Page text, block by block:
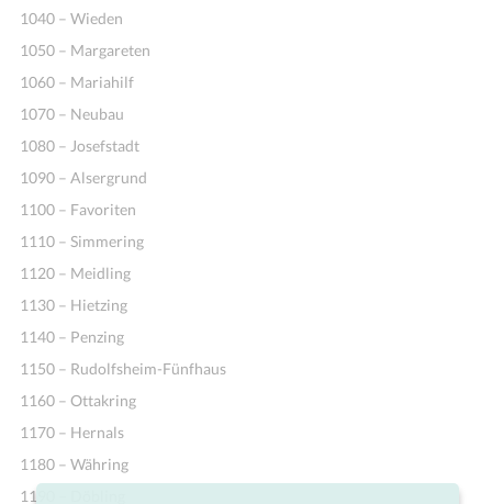
1040 – Wieden
1050 – Margareten
1060 – Mariahilf
1070 – Neubau
1080 – Josefstadt
1090 – Alsergrund
1100 – Favoriten
1110 – Simmering
1120 – Meidling
1130 – Hietzing
1140 – Penzing
1150 – Rudolfsheim-Fünfhaus
1160 – Ottakring
1170 – Hernals
1180 – Währing
1190 – Döbling